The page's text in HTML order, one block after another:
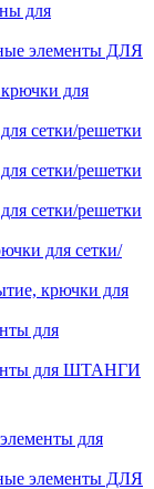
для
элементы ДЛЯ
для
сетки/решетки
сетки/решетки
сетки/решетки
для сетки/
крючки для
для
для ШТАНГИ
для
элементы ДЛЯ